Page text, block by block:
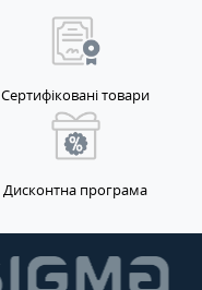
Сертифіковані товари
Дисконтна програма